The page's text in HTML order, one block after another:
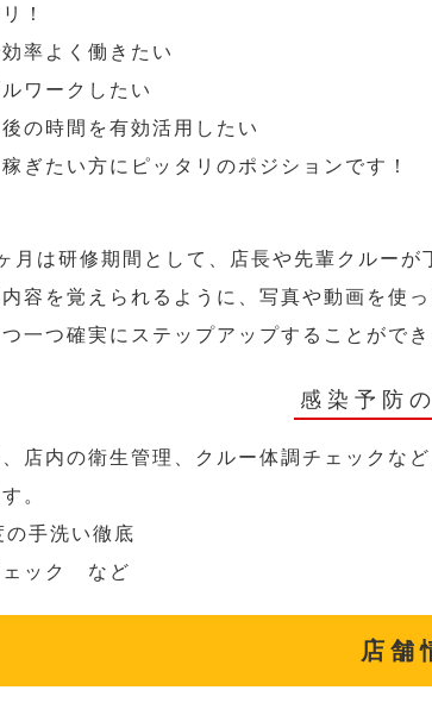
！
率よく働きたい
ワークしたい
の時間を有効活用したい
ぎたい方にピッタリのポジションです！
月は研修期間として、店長や先輩クルーが
容を覚えられるように、写真や動画を使
一つ確実にステップアップすることができ
感染予防
店内の衛生管理、クルー体調チェックな
。
の手洗い徹底
ェック など
店舗